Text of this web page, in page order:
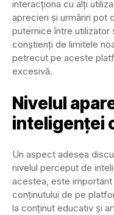
interacționa cu alți
aprecieri și urmăriri pot
puternice între utilizator
conștienți de limitele
petrecut pe aceste
excesivă.
Nivelul
inteligenței
Un aspect adesea
nivelul perceput de
acestea, este
conținutului de pe
la conținut educativ și